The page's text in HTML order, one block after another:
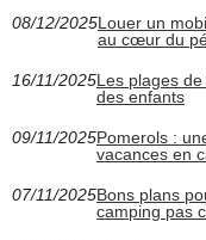
08/12/2025Louer un
au cœur du
16/11/2025Les plages
des enfants
09/11/2025Pomerols :
vacances en
07/11/2025Bons plans
camping pas